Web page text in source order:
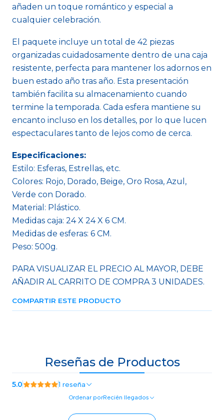
añaden un toque romántico y especial a
cualquier celebración.
El paquete incluye un total de 42 piezas
organizadas cuidadosamente dentro de una caja
resistente, perfecta para mantener los adornos en
buen estado año tras año. Esta presentación
también facilita su almacenamiento cuando
termine la temporada. Cada esfera mantiene su
encanto incluso en los detalles, por lo que lucen
espectaculares tanto de lejos como de cerca.
Especificaciones:
Estilo: Esferas, Estrellas, etc.
Colores: Rojo, Dorado, Beige, Oro Rosa, Azul,
Verde con Dorado.
Material: Plástico.
Medidas caja: 24 X 24 X 6 CM.
Medidas de esferas: 6 CM.
Peso: 500g.
PARA VISUALIZAR EL PRECIO AL MAYOR, DEBE
AÑADIR AL CARRITO DE COMPRA 3 UNIDADES.
COMPARTIR ESTE PRODUCTO
Reseñas de Productos
5.0 1 reseña
Ordenar porRecién llegados